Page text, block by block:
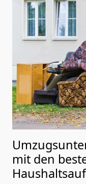
mit den